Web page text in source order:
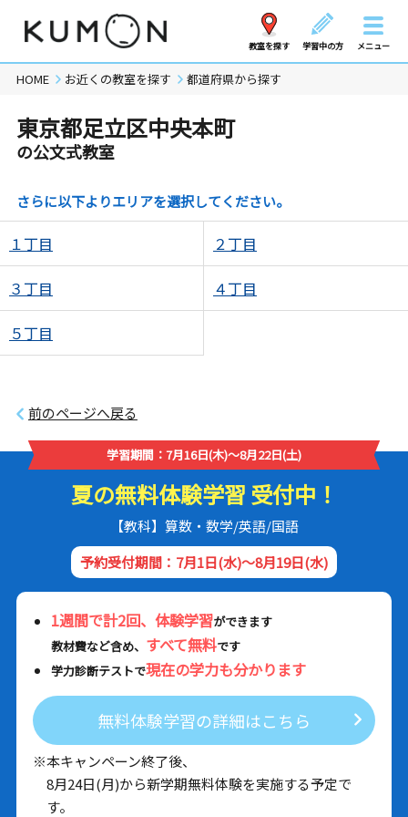
教室を探す 学習中の方 メニュー
HOME お近くの教室を探す 都道府県から探す
東京都足立区中央本町
の公文式教室
さらに以下よりエリアを選択してください。
１丁目 ２丁目
３丁目 ４丁目
５丁目
前のページへ戻る
学習期間：7月16日(木)～8月22日(土)
夏の無料体験学習 受付中！
【教科】算数・数学/英語/国語
予約受付期間：7月1日(水)～8月19日(水)
1週間で計2回、体験学習ができます
教材費など含め、 すべて無料です
学力診断テストで現在の学力も分かります
無料体験学習の詳細はこちら
※本キャンペーン終了後、
8月24日(月)から新学期無料体験を実施する予定で
す。